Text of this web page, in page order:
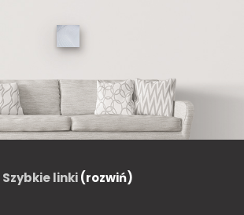
Szybkie linki(rozwiń)